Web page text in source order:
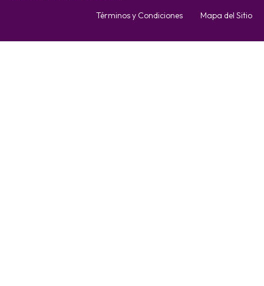
Términos y Condiciones Mapa del Sitio